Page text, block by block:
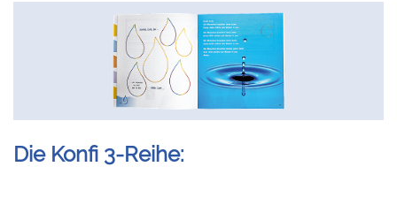
Die Konfi 3-Reihe: